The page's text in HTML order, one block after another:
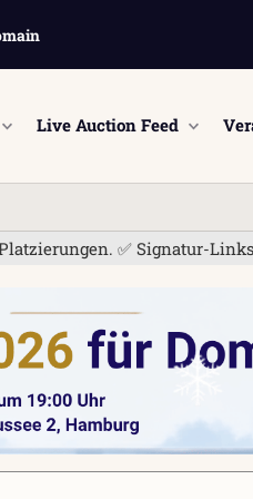
Live Auction Feed
✅ Signatur-Links